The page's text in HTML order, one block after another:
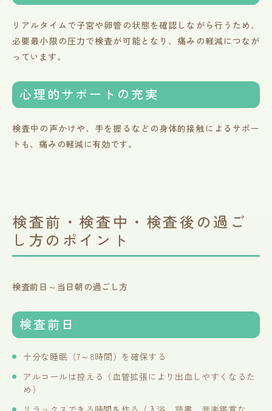
リアルタイムで子宮や卵管の状態を確認しながら行うため、
必要最小限の圧力で検査が可能となり、痛みの軽減につなが
っています。
心理的サポートの充実
検査中の声かけや、手を握るなどの身体的接触によるサポー
トも、痛みの軽減に有効です。
検査前・検査中・検査後の過ご
し方のポイント
検査前日～当日朝の過ごし方
検査前日
十分な睡眠（7～8時間）を確保する
アルコールは控える（血管拡張により出血しやすくなるた
め）